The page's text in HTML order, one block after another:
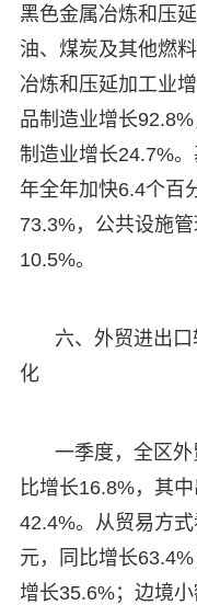
黑色金属冶炼和压
油、煤炭及其他燃
冶炼和压延加工业
品制造业增长
制造业增长24.7%
年全年加快6.4个百
73.3%，公共设施
10.5%。
六、外贸进出
化
一季度，全区
比增长16.8%，其
42.4%。从贸易方
元，同比增长
增长35.6%；边境